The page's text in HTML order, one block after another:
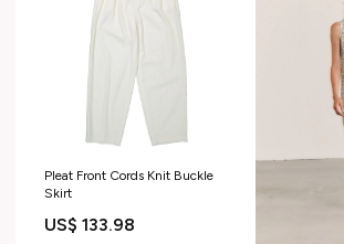
Pleat Front Cords Knit Buckle
Skirt
US$ 133.98